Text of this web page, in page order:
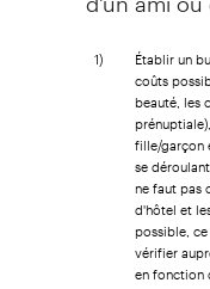
1) Établir un
coûts
beauté, les
fille/garçon
se
ne faut pas
d'hôtel et
possible,
vérifier
en fonction